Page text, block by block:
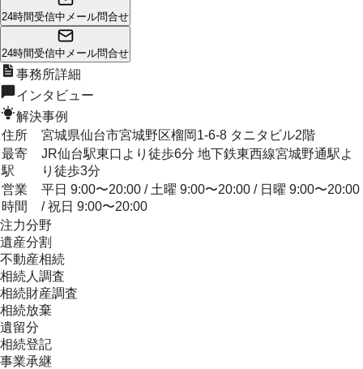
24時間受信中 メール問合せ
24時間受信中 メール問合せ
事務所詳細
インタビュー
解決事例
住所
宮城県仙台市宮城野区榴岡1-6-8 タニタビル2階
最寄
駅
JR仙台駅東口より徒歩6分 地下鉄東西線宮城野通駅よ
り徒歩3分
営業
時間
平日 9:00〜20:00 / 土曜 9:00〜20:00 / 日曜 9:00〜20:00
/ 祝日 9:00〜20:00
注力分野
遺産分割
不動産相続
相続人調査
相続財産調査
相続放棄
遺留分
相続登記
事業承継